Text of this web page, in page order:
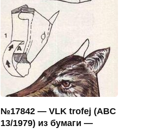
№17842 — VLK trofej (ABC
13/1979) из бумаги —